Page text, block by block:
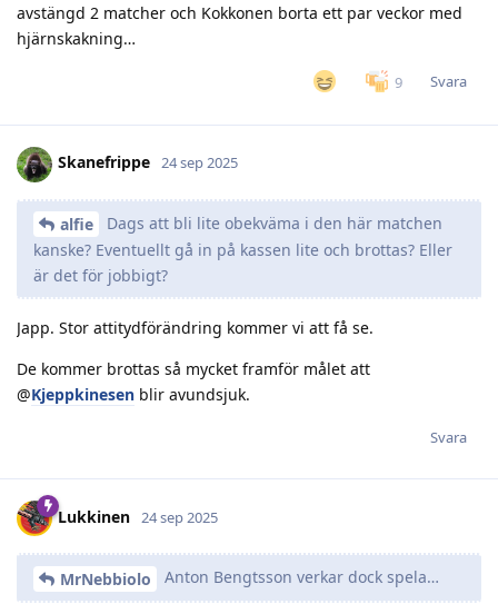
avstängd 2 matcher och Kokkonen borta ett par veckor med
hjärnskakning…
9 Svara
Skanefrippe 24 sep 2025
alfie
Dags att bli lite obekväma i den här matchen
kanske? Eventuellt gå in på kassen lite och brottas? Eller
är det för jobbigt?
Japp. Stor attitydförändring kommer vi att få se.
De kommer brottas så mycket framför målet att
@Kjeppkinesen blir avundsjuk.
Svara
Lukkinen 24 sep 2025
MrNebbiolo Anton Bengtsson verkar dock spela…